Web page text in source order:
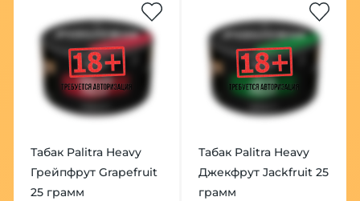
Табак Palitra Heavy
Грейпфрут Grapefruit
25 грамм
Табак Palitra Heavy
Джекфрут Jackfruit 25
грамм